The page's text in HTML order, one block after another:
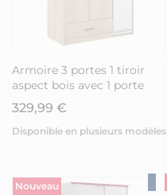
Armoire 3 portes 1 tiroir
aspect bois avec 1 porte
blanche sérigraphiée -
CHARLINE
329,99 €
Disponible en plusieurs modèles
Nouveau